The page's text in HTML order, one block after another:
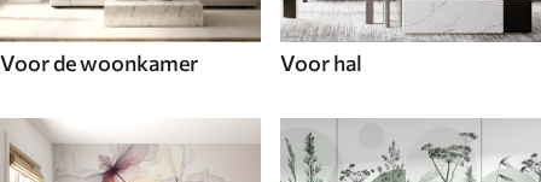
Voor de woonkamer Voor hal